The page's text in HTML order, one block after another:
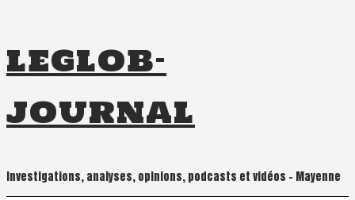
leglob-
journal
Investigations, analyses, opinions, podcasts et vidéos – Mayenne